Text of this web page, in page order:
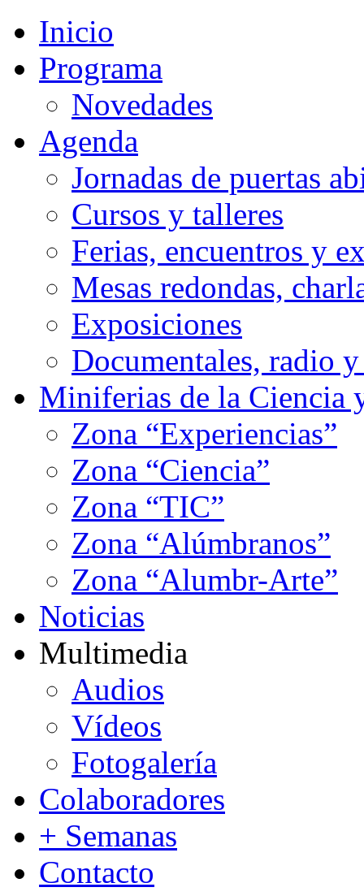
Inicio
Programa
Novedades
Agenda
Jornadas de puertas
Cursos y talleres
Ferias, encuentros y
Mesas redondas,
Exposiciones
Documentales, radio
Miniferias de la Ciencia
Zona “Experiencias”
Zona “Ciencia”
Zona “TIC”
Zona “Alúmbranos”
Zona “Alumbr-Arte”
Noticias
Multimedia
Audios
Vídeos
Fotogalería
Colaboradores
+ Semanas
Contacto